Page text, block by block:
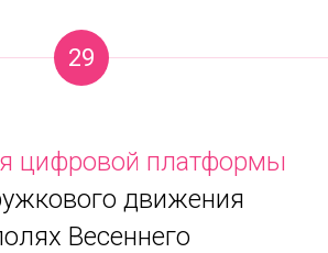
29
цифровой платформы
движения
Весеннего